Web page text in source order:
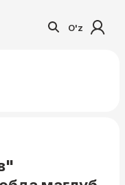
O'z